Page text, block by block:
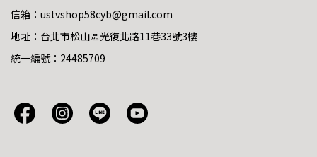
信箱：ustvshop58cyb@gmail.com
地址：台北市松山區光復北路11巷33號3樓
統一編號：24485709